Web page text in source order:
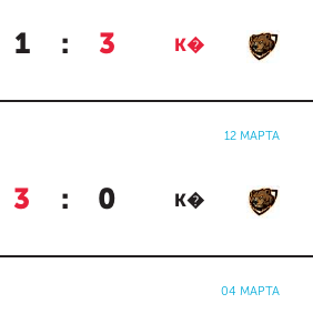
1 : 3 К�
12 МАРТА
3 : 0 К�
04 МАРТА